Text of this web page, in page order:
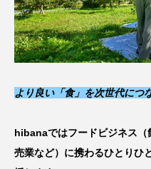
より良い「食」を次世代につ
hibanaではフードビジネス（
売業など）に携わるひとりひ